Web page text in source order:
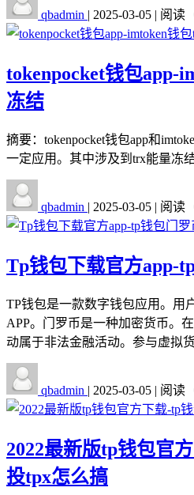
qbadmin | 2025-03-05 | 阅读
tokenpocket钱包app-
冻结
摘要：tokenpocket钱包app和
一定应用。其中涉及到trx能量冻
qbadmin | 2025-03-05 | 阅读
Tp钱包下载官方app-
TP钱包是一款数字钱包应用。用
APP。门罗币是一种加密货币。
动属于非法金融活动。参与虚拟
qbadmin | 2025-03-05 | 阅读
2022最新版tp钱包官
投tpx怎么搞